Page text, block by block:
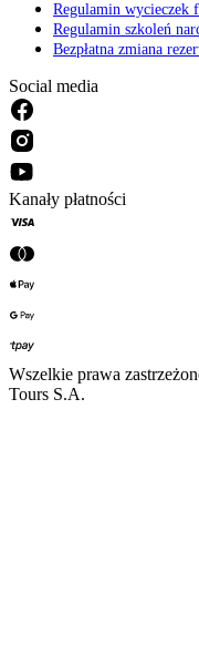
Regulamin wycieczek
Regulamin szkoleń
Bezpłatna zmiana
Social media
Kanały płatności
Wszelkie prawa
Tours S.A.